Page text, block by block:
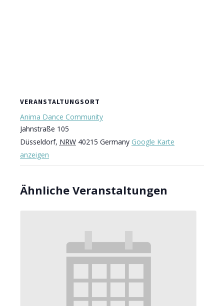
VERANSTALTUNGSORT
Anima Dance Community
Jahnstraße 105
Düsseldorf, NRW 40215 Germany Google Karte
anzeigen
Ähnliche Veranstaltungen